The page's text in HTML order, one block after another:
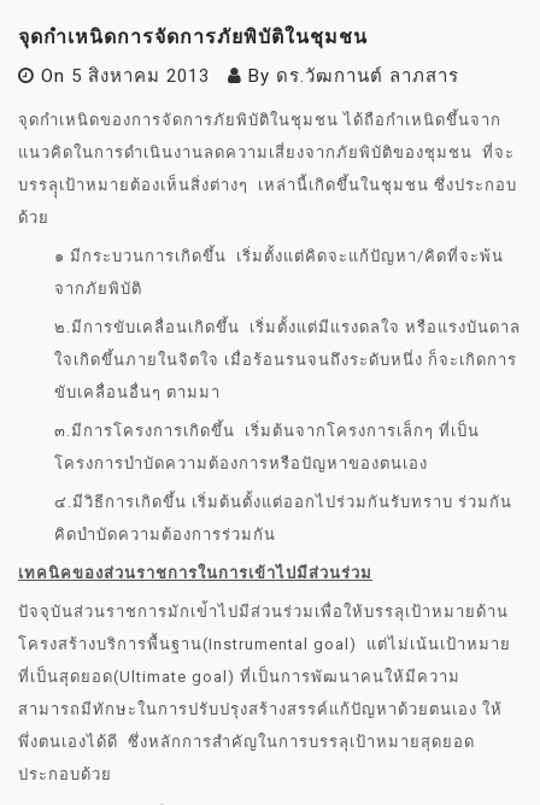
จุดกำเหนิดการจัดการภัยพิบัติในชุมชน
On 5 สิงหาคม 2013 By ดร.วัฒกานต์ ลาภสาร
จุดกำเหนิดของการจัดการภัยพิบัติในชุมชน ได้ถือกำเหนิดขึ้นจาก
แนวคิดในการดำเนินงานลดความเสี่ยงจากภัยพิบัติของชุมชน ที่จะ
บรรลุุเป้าหมายต้องเห็นสิ่งต่างๆ เหล่านี้เกิดขึ้นในชุมชน ซึ่งประกอบ
ด้วย
๑ มีกระบวนการเกิดขึ้น เริ่มตั้งแต่คิดจะแก้ปัญหา/คิดที่จะพ้น
จากภัยพิบัติ
๒.มีการขับเคลื่อนเกิดขึ้น เริ่มตั้งแต่มีแรงดลใจ หรือแรงบันดาล
ใจเกิดขึ้นภายในจิตใจ เมื่อร้อนรนจนถึงระดับหนึ่ง ก็จะเกิดการ
ขับเคลื่อนอื่นๆ ตามมา
๓.มีการโครงการเกิดขึ้น เริ่มต้นจากโครงการเล็กๆ ที่เป็น
โครงการบำบัดความต้องการหรือปัญหาของตนเอง
๔.มีวิธีการเกิดขึ้น เริ่มต้นตั้งแต่ออกไปร่วมกันรับทราบ ร่วมกัน
คิดบำบัดความต้องการร่วมกัน
เทคนิคของส่วนราชการในการเข้าไปมีส่วนร่วม
ปัจจุบันส่วนราชการมักเข่้าไปมีส่วนร่วมเพื่อให้บรรลุเป้าหมายด้าน
โครงสร้างบริการพื้นฐาน(Instrumental goal) แต่ไม่เน้นเป้าหมาย
ที่เป็นสุดยอด(Ultimate goal) ที่เป็นการพัฒนา คนให้มีความ
สามารถมีทักษะในการปรับปรุงสร้างสรรค์แก้ปัญหาด้วยตนเอง ให้
พึ่งตนเองได้ดี ซึ่งหลักการสำคัญในการบรรลุเป้าหมายสุดยอด
ประกอบด้วย